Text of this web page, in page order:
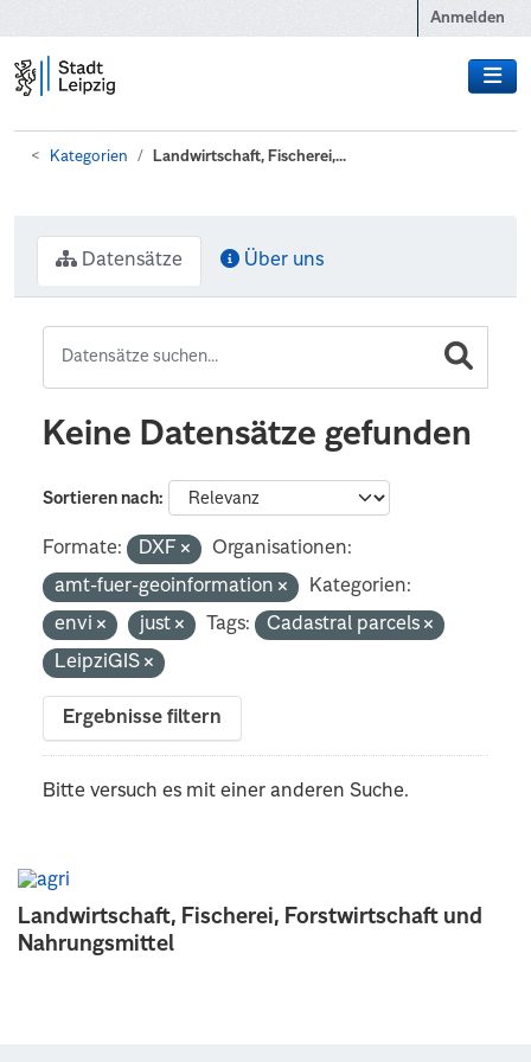
Anmelden
Kategorien Landwirtschaft, Fischerei,...
Landwirtschaft, Fischerei, Forstwirtschaft und
Nahrungsmittel
Datensätze Über uns
Keine Datensätze gefunden
Sortieren nach
Formate: DXF
Organisationen:
amt-fuer-geoinformation
Kategorien:
envi
just Tags:
Cadastral parcels
LeipziGIS
Ergebnisse filtern
Bitte versuch es mit einer anderen Suche.